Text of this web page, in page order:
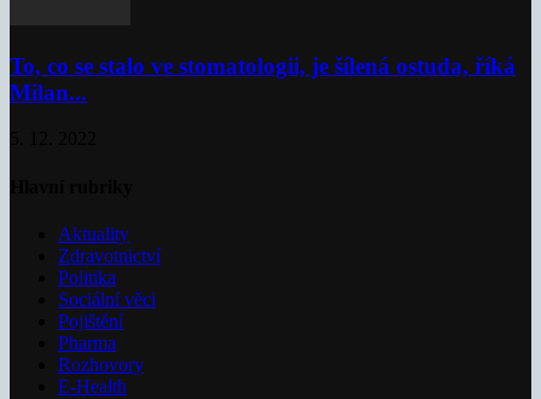
To, co se stalo ve stomatologii, je šílená ostuda, říká
Milan...
Aktuality
Zdravotnictví
Politika
Sociální věci
Pojištění
Pharma
Rozhovory
E-Health